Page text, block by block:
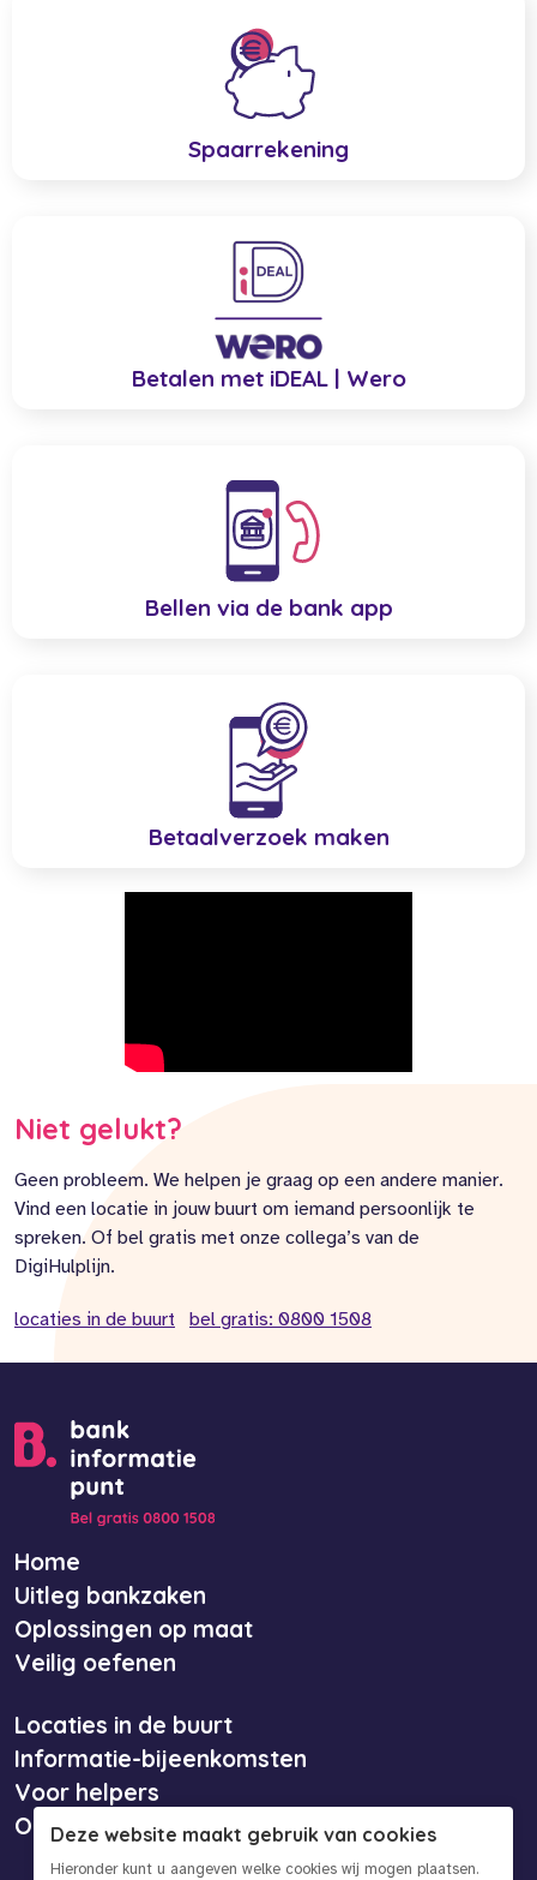
Spaarrekening
Betalen met iDEAL | Wero
Bellen via de bank app
Betaalverzoek maken
Niet gelukt?
Geen probleem. We helpen je graag op een andere manier.
Vind een locatie in jouw buurt om iemand persoonlijk te
spreken. Of bel gratis met onze collega’s van de
DigiHulplijn.
locaties in de buurt bel gratis: 0800 1508
Home
Uitleg bankzaken
Oplossingen op maat
Veilig oefenen
Locaties in de buurt
Informatie-bijeenkomsten
Voor helpers
Over ons
Deze website maakt gebruik van cookies
Hieronder kunt u aangeven welke cookies wij mogen plaatsen.